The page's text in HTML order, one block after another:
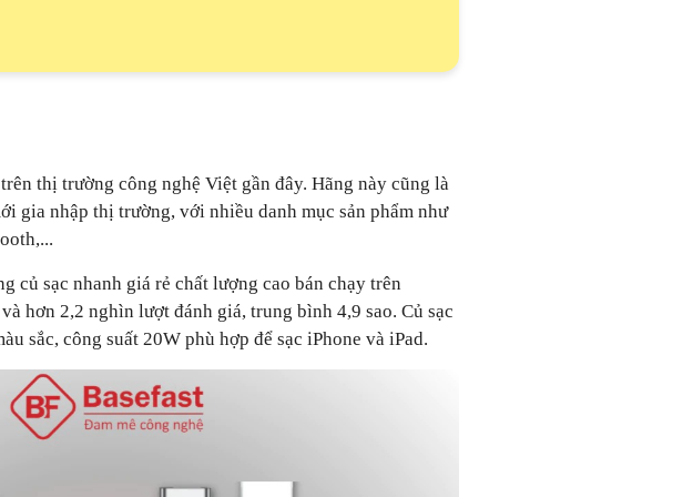
thị trường công nghệ Việt gần đây. Hãng này cũng là
gia nhập thị trường, với nhiều danh mục sản phẩm như
củ sạc nhanh giá rẻ chất lượng cao bán chạy trên
hơn 2,2 nghìn lượt đánh giá, trung bình 4,9 sao. Củ sạc
sắc, công suất 20W phù hợp để sạc iPhone và iPad.